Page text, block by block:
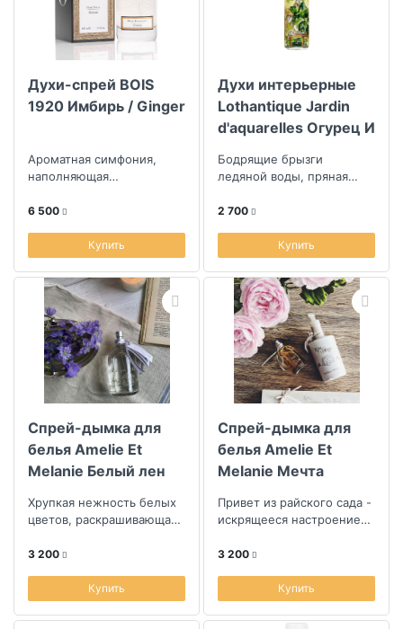
Духи-спрей BOIS
1920 Имбирь / Ginger
Ароматная симфония,
наполняющая
утонченностью
6 500
Купить
Духи интерьерные
Lothantique Jardin
d'aquarelles Огурец И
Бодрящие брызги
ледяной воды, пряная
базилика, хрусткая
2 700
Купить
Спрей-дымка для
белья Amelie Et
Melanie Белый лен
Хрупкая нежность белых
цветов, раскрашивающая
акварельными красками
3 200
Купить
Спрей-дымка для
белья Amelie Et
Melanie Мечта
Привет из райского сада -
искрящееся настроением
лакомство
3 200
Купить